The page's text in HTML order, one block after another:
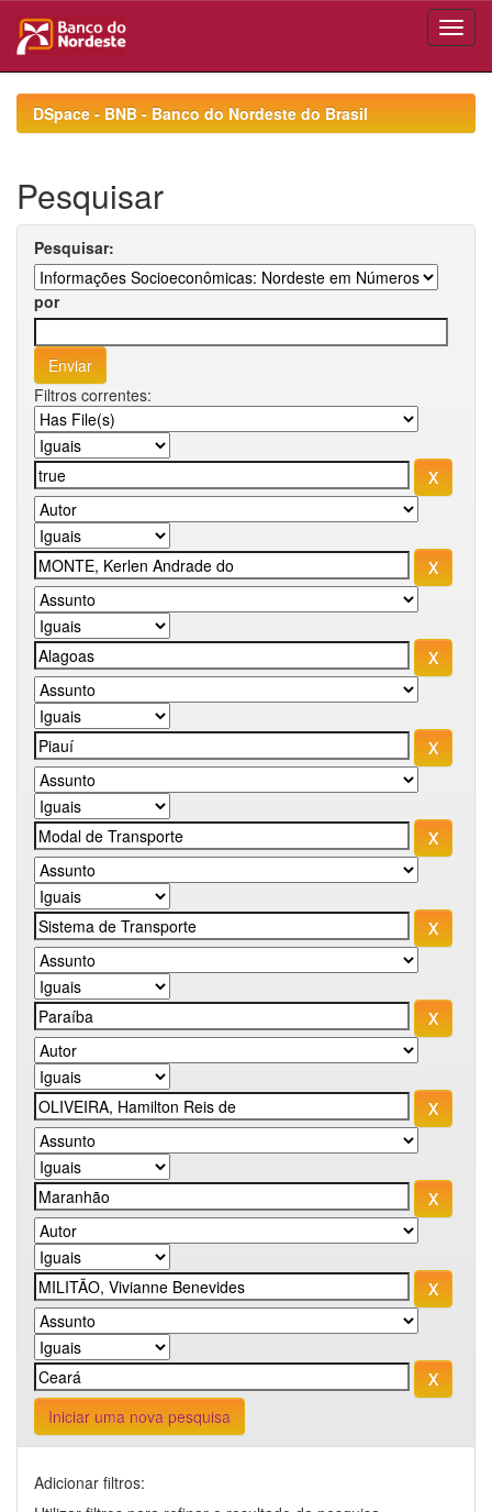
navigationDSpace - BNB - Banco do Nordeste do Brasil
Pesquisar
Pesquisar:
por
Filtros correntes:
Iniciar uma nova pesquisa
Adicionar filtros: